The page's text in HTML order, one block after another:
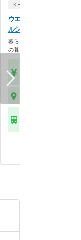
ドラッグストア（調剤併設
ウエルシア薬局株式会社
ルシアアステ川西店
暮らしを支える仕事だから、
の暮らしも大切に。業…